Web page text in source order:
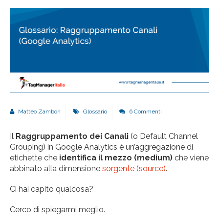
Matteo Zambon Glossario 6 Commenti
Il Raggruppamento dei Canali (o Default Channel
Grouping) in Google Analytics è un’aggregazione di
etichette che identifica il mezzo (medium) che viene
abbinato alla dimensione sorgente (source).
Ci hai capito qualcosa?
Cerco di spiegarmi meglio.